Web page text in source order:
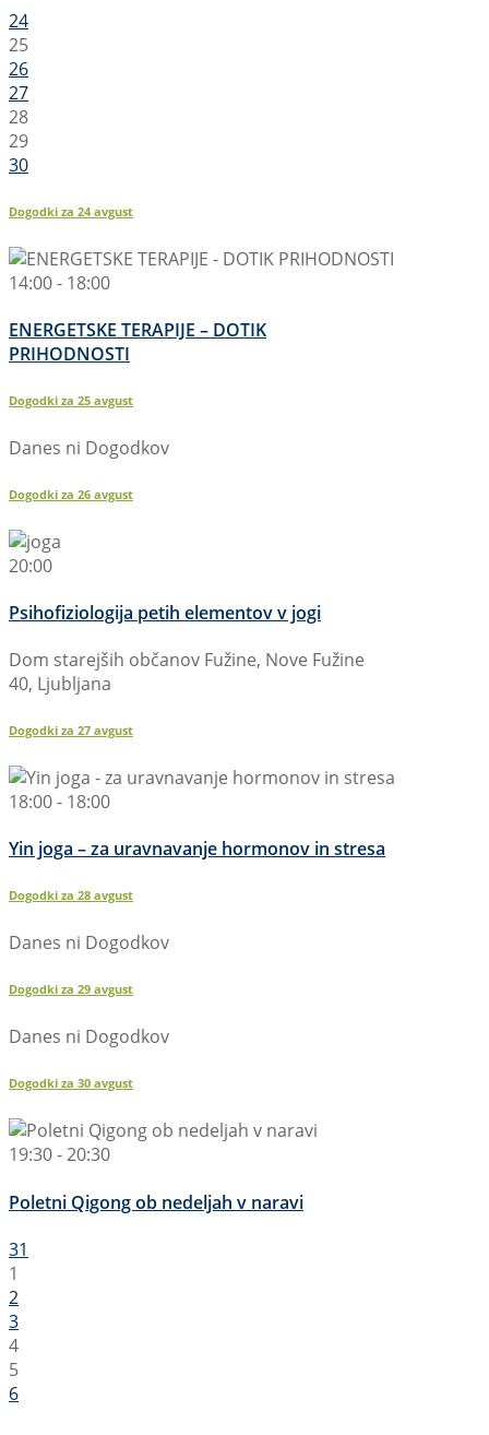
24
25
26
27
28
29
30
Dogodki za 24 avgust
14:00 - 18:00
ENERGETSKE TERAPIJE – DOTIK
PRIHODNOSTI
Dogodki za 25 avgust
Danes ni Dogodkov
Dogodki za 26 avgust
20:00
Psihofiziologija petih elementov v jogi
Dom starejših občanov Fužine, Nove Fužine
40, Ljubljana
Dogodki za 27 avgust
18:00 - 18:00
Yin joga – za uravnavanje hormonov in stresa
Dogodki za 28 avgust
Danes ni Dogodkov
Dogodki za 29 avgust
Danes ni Dogodkov
Dogodki za 30 avgust
19:30 - 20:30
Poletni Qigong ob nedeljah v naravi
31
1
2
3
4
5
6